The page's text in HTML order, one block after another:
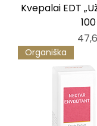
Kvepalai EDT
Organiška